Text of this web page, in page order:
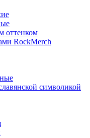
оттенком
RockMerch
символикой